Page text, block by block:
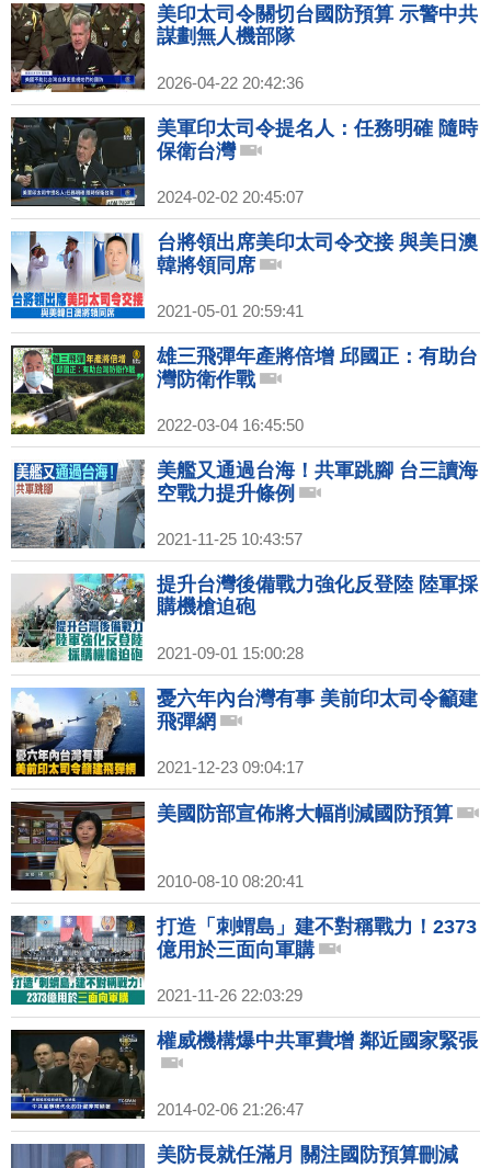
美印太司令關切台國防預算 示警中共
謀劃無人機部隊
2026-04-22 20:42:36
美軍印太司令提名人：任務明確 隨時
保衛台灣
2024-02-02 20:45:07
台將領出席美印太司令交接 與美日澳
韓將領同席
2021-05-01 20:59:41
雄三飛彈年產將倍增 邱國正：有助台
灣防衛作戰
2022-03-04 16:45:50
美艦又通過台海！共軍跳腳 台三讀海
空戰力提升條例
2021-11-25 10:43:57
提升台灣後備戰力強化反登陸 陸軍採
購機槍迫砲
2021-09-01 15:00:28
憂六年內台灣有事 美前印太司令籲建
飛彈網
2021-12-23 09:04:17
美國防部宣佈將大幅削減國防預算
2010-08-10 08:20:41
打造「刺蝟島」建不對稱戰力！2373
億用於三面向軍購
2021-11-26 22:03:29
權威機構爆中共軍費增 鄰近國家緊張
2014-02-06 21:26:47
美防長就任滿月 關注國防預算刪減